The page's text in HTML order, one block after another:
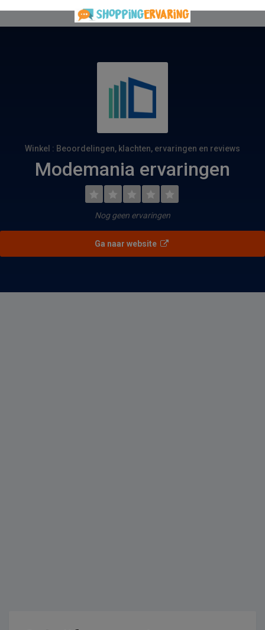
Winkel : Beoordelingen, klachten, ervaringen en reviews
Modemania ervaringen
Nog geen ervaringen
Ga naar website